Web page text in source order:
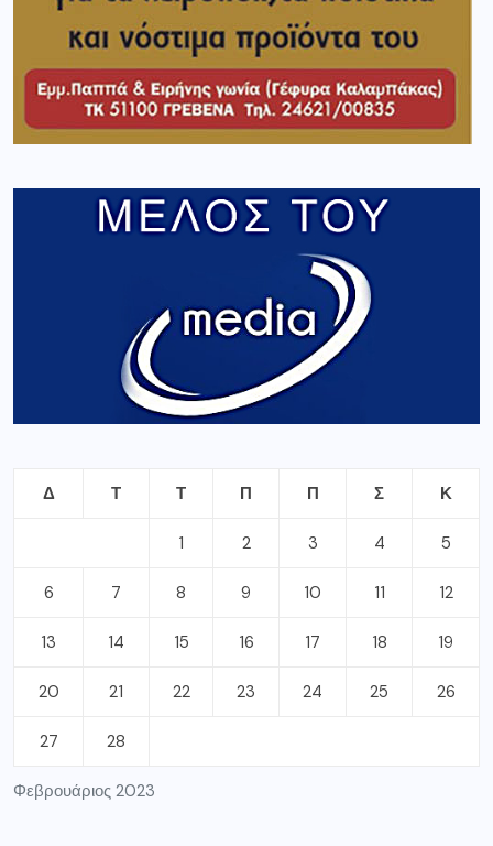
Φεβρουάριος 2023
Δ Τ Τ Π Π Σ Κ
1 2 3 4 5
6 7 8 9 10 11 12
13 14 15 16 17 18 19
20 21 22 23 24 25 26
27 28